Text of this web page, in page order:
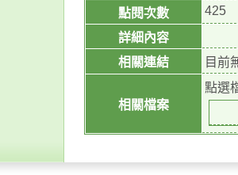
點閱次數
425
詳細內容
相關連結
目前
相關檔案
點選